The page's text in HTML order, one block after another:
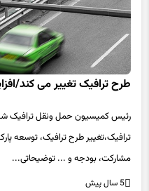
طرح ترافیک تغییر می کند/افزایش 15 درصدی
رئیس کمیسیون حمل ونقل ترافیک
ترافیک،تغییر طرح ترافیک، توسعه
مشارکت، بودجه و ... توضیحاتی...
5 سال پیش